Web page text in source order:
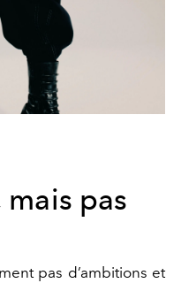
pas
pas d’ambitions et